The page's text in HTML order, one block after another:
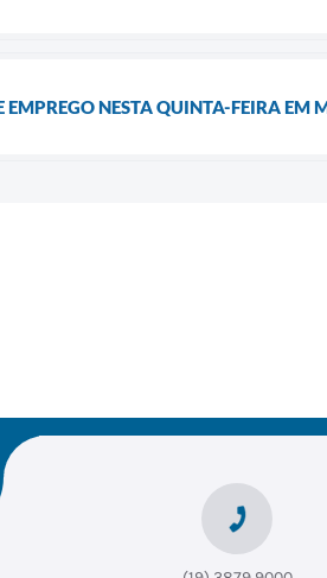
EMPREGO NESTA QUINTA-FEIRA EM